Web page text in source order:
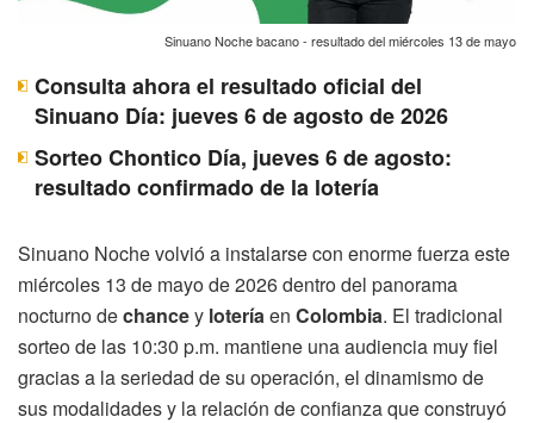
Sinuano Noche bacano - resultado del miércoles 13 de mayo
Consulta ahora el resultado oficial del
Sinuano Día: jueves 6 de agosto de 2026
Sorteo Chontico Día, jueves 6 de agosto:
resultado confirmado de la lotería
Sinuano Noche volvió a instalarse con enorme fuerza este
miércoles 13 de mayo de 2026 dentro del panorama
nocturno dechancey loteríaen Colombia. El tradicional
sorteo de las 10:30 p.m. mantiene una audiencia muy fiel
gracias a la seriedad de su operación, el dinamismo de
sus modalidades y la relación de confianza que construyó